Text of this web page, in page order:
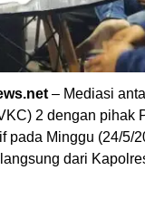
– Mediasi
2 dengan pihak
pada Minggu (24/5/
dari